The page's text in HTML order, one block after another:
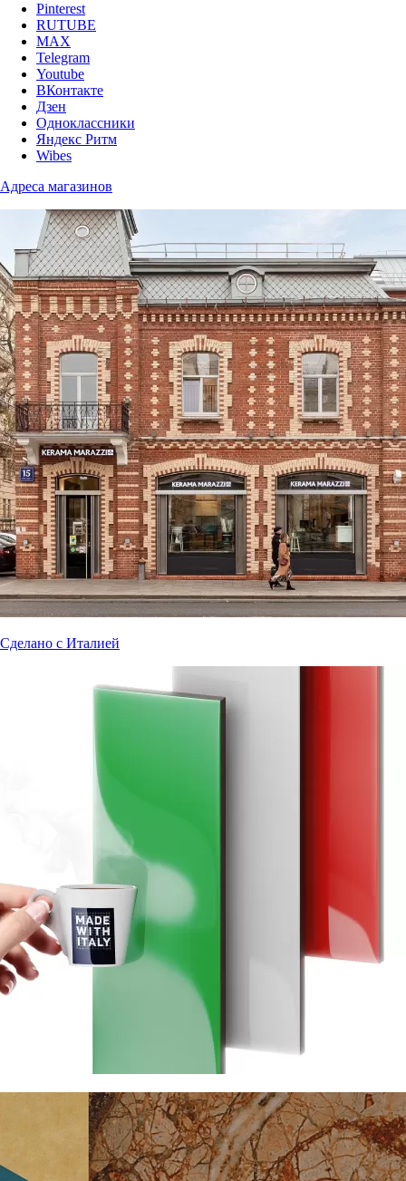
Pinterest
RUTUBE
MAX
Telegram
Youtube
ВКонтакте
Дзен
Одноклассники
Яндекс Ритм
Wibes
Адреса магазинов
Сделано с Италией